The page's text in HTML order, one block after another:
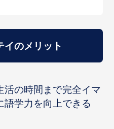
イのメリット
活の時間まで完全イマ
語学力を向上できる